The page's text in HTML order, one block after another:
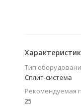
Тип
Сплит-система
Рекомендуемая
25